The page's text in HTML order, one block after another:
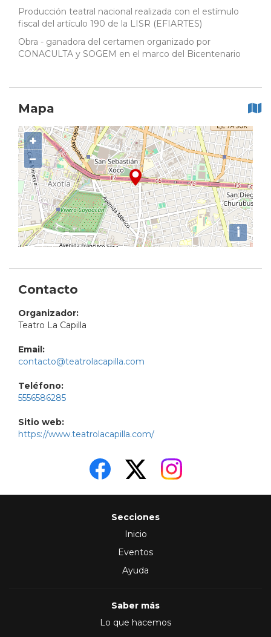
Producción teatral nacional realizada con el estímulo
fiscal del artículo 190 de la LISR (EFIARTES)
Obra - ganadora del certamen organizado por
CONACULTA y SOGEM en el marco del Bicentenario
Mapa
+
−
i
Contacto
Organizador:
Teatro La Capilla
Email:
contacto@teatrolacapilla.com
Teléfono:
5556586285
Sitio web:
https://www.teatrolacapilla.com/
Secciones
Inicio
Eventos
Ayuda
Saber más
Lo que hacemos